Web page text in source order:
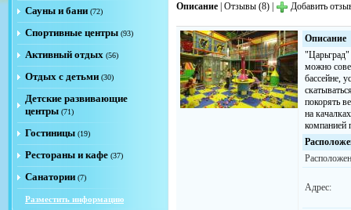
Сауны и бани (72)
Спортивные центры (93)
Активный отдых (56)
Отдых с детьми (30)
Детские развивающие
центры (71)
Гостиницы (19)
Рестораны и кафе (37)
Санатории (7)
Разместить информацию
Описание Отзывы (8) Добавить
Описание
"Царьград"
можно
бассейне,
покорять
на
компанией
Адрес: